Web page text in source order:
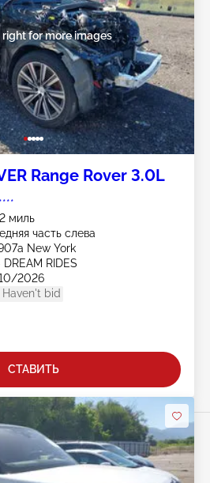
for more images
Range Rover 3.0L
миль
часть слева
New York
DREAM RIDES
2026
Haven't bid
СТАВИТЬ